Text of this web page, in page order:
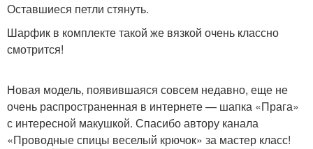
Оставшиеся петли стянуть.
Шарфик в комплекте такой же вязкой очень классно
смотрится!
Новая модель, появившаяся совсем недавно, еще не
очень распространенная в интернете — шапка «Прага»
с интересной макушкой. Спасибо автору канала
«Проводные спицы веселый крючок» за мастер класс!